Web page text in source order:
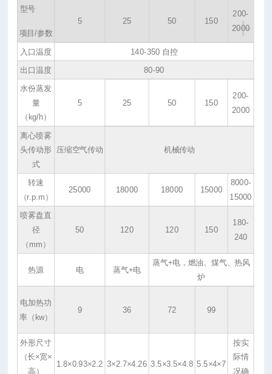
+
型号
项目/参数
5 25 50 150
200-
2000
入口温度 140-350 自控
出口温度 80-90
水份蒸发
量
（kg/h）
5 25 50 150
200-
2000
离心喷雾
头传动形
式
压缩空气传动 机械传动
转速
（r.p.m）
25000 18000 18000 15000
8000-
15000
喷雾盘直
径
（mm）
50 120 120 150
180-
240
热源 电 蒸气+电
蒸气+电，燃油、煤气、热风
炉
电加热功
率（kw）
9 36 72 99
外形尺寸
（长×宽×
高）
1.8×0.93×2.2 3×2.7×4.26 3.5×3.5×4.8 5.5×4×7
按实
际情
况确